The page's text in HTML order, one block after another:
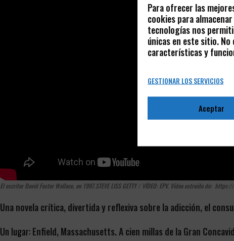
Para ofrecer las
cookies para
tecnologías nos
únicas en este sitio.
características y
GESTIONAR LOS SERVICIOS
Aceptar
El escritor David Foster Wallace, en 1997.STEVE LISS GETTY / VÍDEO: EPV. Vídeo extraído de: https://
Una novela crítica, divertida y reflexiva sobre la adicción, el
Un lugar:Enfield, Massachusetts. A cien millas de la Gran